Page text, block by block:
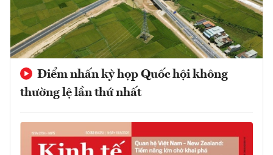
Điểm nhấn kỳ họp Quốc hội không
thường lệ lần thứ nhất